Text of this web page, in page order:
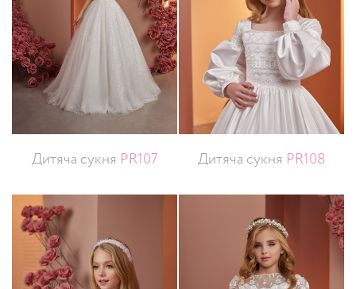
Дитяча сукня PR107 Дитяча сукня PR108